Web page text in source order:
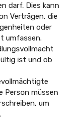
darf. Dies kann
Verträgen, die
oder
umfassen.
ist und ob
Person müssen
um